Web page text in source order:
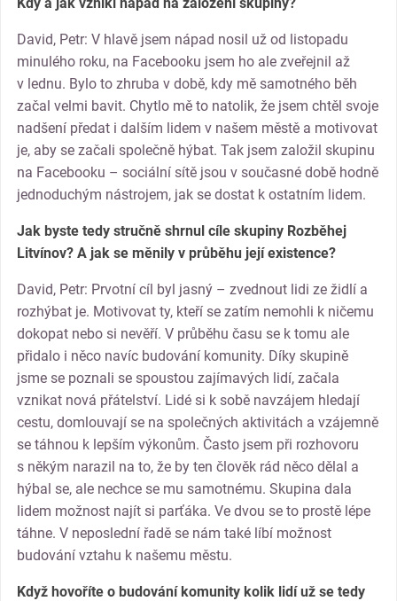
David, Petr: V hlavě jsem nápad nosil už od listopadu
minulého roku, na Facebooku jsem ho ale zveřejnil až
v lednu. Bylo to zhruba v době, kdy mě samotného běh
začal velmi bavit. Chytlo mě to natolik, že jsem chtěl svoje
nadšení předat i dalším lidem v našem městě a motivovat
je, aby se začali společně hýbat. Tak jsem založil skupinu
na Facebooku – sociální sítě jsou v současné době hodně
jednoduchým nástrojem, jak se dostat k ostatním lidem.
Jak byste tedy stručně shrnul cíle skupiny Rozběhej
Litvínov? A jak se měnily v průběhu její existence?
David, Petr: Prvotní cíl byl jasný – zvednout lidi ze židlí a
rozhýbat je. Motivovat ty, kteří se zatím nemohli k ničemu
dokopat nebo si nevěří. V průběhu času se k tomu ale
přidalo i něco navíc budování komunity. Díky skupině
jsme se poznali se spoustou zajímavých lidí, začala
vznikat nová přátelství. Lidé si k sobě navzájem hledají
cestu, domlouvají se na společných aktivitách a vzájemně
se táhnou k lepším výkonům. Často jsem při rozhovoru
s někým narazil na to, že by ten člověk rád něco dělal a
hýbal se, ale nechce se mu samotnému. Skupina dala
lidem možnost najít si parťáka. Ve dvou se to prostě lépe
táhne. V neposlední řadě se nám také líbí možnost
budování vztahu k našemu městu.
Když hovoříte o budování komunity kolik lidí už se tedy